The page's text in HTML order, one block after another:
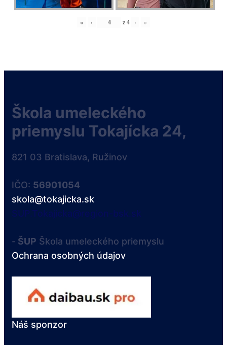
« ‹ z 4 › »
Škola umeleckého
priemyslu Tokajícka 24,
821 03 Bratislava, Ružinov
IČO: 56901054
skola@tokajicka.sk
SUP.Tokajicka@region-bsk.sk
- ŠUP Škola umeleckého priemyslu
Ochrana osobných údajov
Náš sponzor